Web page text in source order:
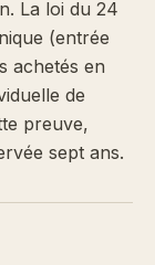
La loi du 24
(entrée
achetés en
de
preuve,
sept ans.